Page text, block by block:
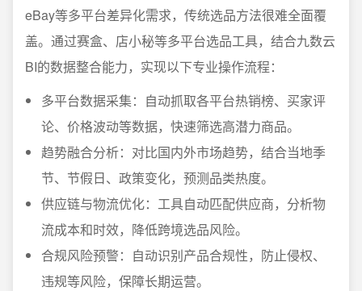
eBay等多平台差异化需求，传统选品方法很难全面覆
盖。通过赛盒、店小秘等多平台选品工具，结合九数云
BI的数据整合能力，实现以下专业操作流程：
多平台数据采集：自动抓取各平台热销榜、买家评
论、价格波动等数据，快速筛选高潜力商品。
趋势融合分析：对比国内外市场趋势，结合当地季
节、节假日、政策变化，预测品类热度。
供应链与物流优化：工具自动匹配供应商，分析物
流成本和时效，降低跨境选品风险。
合规风险预警：自动识别产品合规性，防止侵权、
违规等风险，保障长期运营。